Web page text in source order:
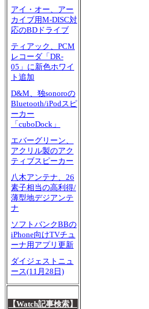
アイ・オー、アー
カイブ用M-DISC対
応のBDドライブ
ティアック、PCM
レコーダ「DR-
05」に新色ホワイ
ト追加
D&M、独sonoroの
Bluetooth/iPodスピ
ーカー
「cuboDock」
エバーグリーン、
アクリル製のアク
ティブスピーカー
八木アンテナ、26
素子相当の高利得/
薄型地デジアンテ
ナ
ソフトバンクBBの
iPhone向けTVチュ
ーナ用アプリ更新
ダイジェストニュ
ース(11月28日)
【Watch記事検索】